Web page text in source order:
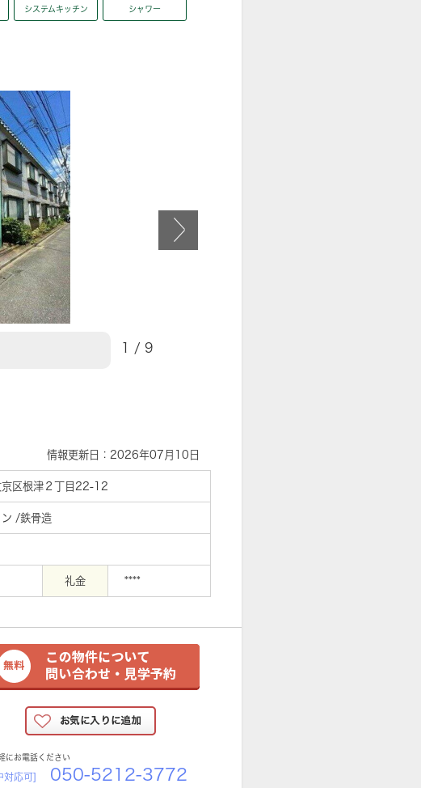
システムキッチン シャワー
1 / 9
情報更新日：2026年07月10日
京区根津２丁目22-12
ン /鉄骨造
礼金 ****
にお電話ください
対応可] 050-5212-3772